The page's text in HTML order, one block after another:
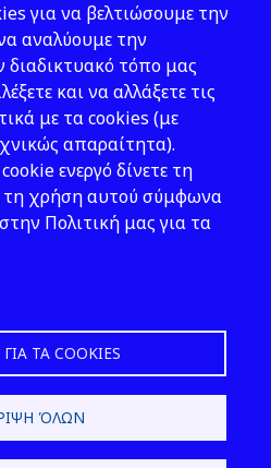
& 6 Thirsiou, 104
Athens
82 00 100
Us
για να βελτιώσουμε την
αναλύουμε την
διαδικτυακό τόπο μας
και να αλλάξετε τις
με τα cookies (με
απαραίτητα).
ενεργό δίνετε τη
τη χρήση αυτού σύμφωνα
Πολιτική μας για τα
ΤΑ COOKIES
ΌΛΩΝ
by